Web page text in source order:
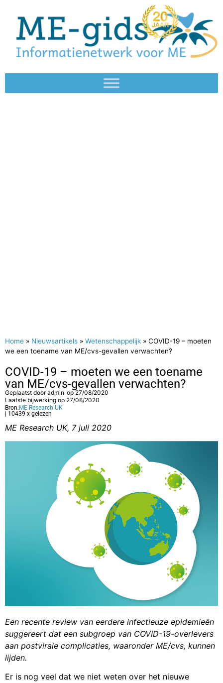
Home » Nieuwsartikels » Wetenschappelijk » COVID-19 – moeten
we een toename van ME/cvs-gevallen verwachten?
COVID-19 – moeten we een toename
van ME/cvs-gevallen verwachten?
Geplaatst dooradmin op 27/08/2020
Laatste bijwerking op 27/08/2020
Bron: ME Research UK
| 10439 x gelezen
ME Research UK, 7 juli 2020
Een recente review van eerdere infectieuze epidemieën
suggereert dat een subgroep van COVID-19-overlevers
aan postvirale complicaties, waaronder ME/cvs, kunnen
lijden.
Er is nog veel dat we niet weten over het nieuwe